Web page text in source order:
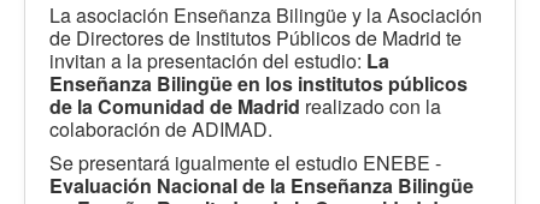
La asociación Enseñanza Bilingüe y la Asociación
de Directores de Institutos Públicos de Madrid te
invitan a la presentación del estudio: La
Enseñanza Bilingüe en los institutos públicos
de la Comunidad de Madrid realizado con la
colaboración de ADIMAD.
Se presentará igualmente el estudio ENEBE -
Evaluación Nacional de la Enseñanza Bilingüe